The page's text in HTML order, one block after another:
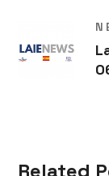
Related